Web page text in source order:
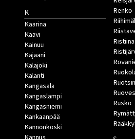
K
Kaarina
Kaavi
Kainuu
Kajaani
Kalajoki
Kalanti
Kangasala
Kangaslampi
Kangasniemi
Kankaanpää
Kannonkoski
Renko
Ristiina
Rusko